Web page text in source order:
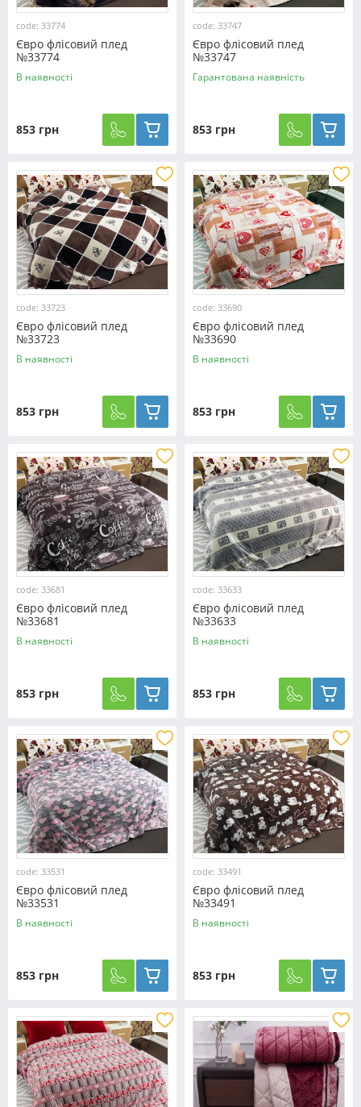
code: 33774
Євро флісовий плед
№33774
В наявності
853 грн
code: 33747
Євро флісовий плед
№33747
Гарантована наявність
853 грн
code: 33723
Євро флісовий плед
№33723
В наявності
853 грн
code: 33690
Євро флісовий плед
№33690
В наявності
853 грн
code: 33681
Євро флісовий плед
№33681
В наявності
853 грн
code: 33633
Євро флісовий плед
№33633
В наявності
853 грн
code: 33531
Євро флісовий плед
№33531
В наявності
853 грн
code: 33491
Євро флісовий плед
№33491
В наявності
853 грн